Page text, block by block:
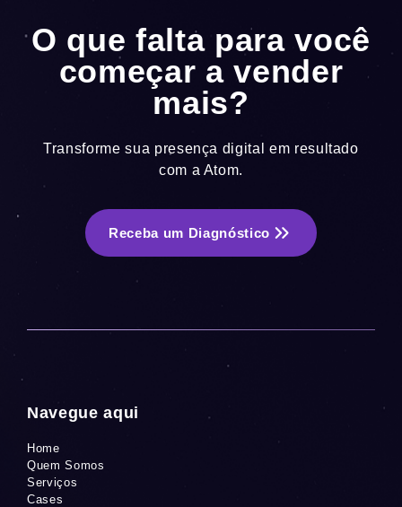
O que falta para você
começar a vender
mais?
Transforme sua presença digital em resultado
com a Atom.
Receba um Diagnóstico
Navegue aqui
Home
Quem Somos
Serviços
Cases